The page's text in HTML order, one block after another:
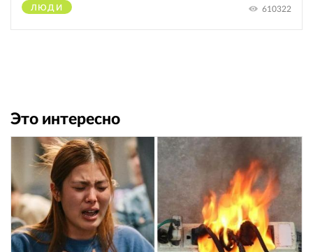
ЛЮДИ 610322
Это интересно